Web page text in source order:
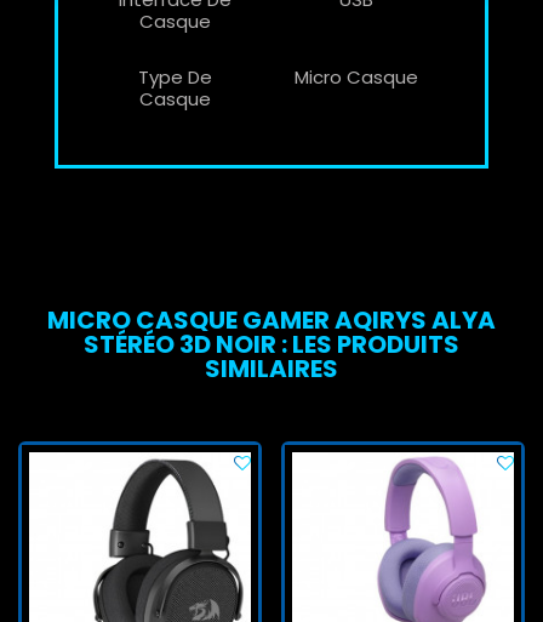
Casque
Type De
Casque
Micro Casque
MICRO CASQUE GAMER AQIRYS ALYA
STÉRÉO 3D NOIR : LES PRODUITS
SIMILAIRES